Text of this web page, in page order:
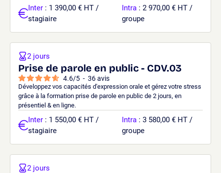
Inter : 1 390,00 € HT /
stagiaire
Intra : 2 970,00 € HT /
groupe
Prise de parole en public - CDV.03
4.6/5 - 36avis
Développez vos capacités d'expression orale et gérez votre stress
grâce à la formation prise de parole en public de 2 jours, en
présentiel & en ligne.
2 jours
Inter : 1 550,00 € HT /
stagiaire
Intra : 3 580,00 € HT /
groupe
2 jours